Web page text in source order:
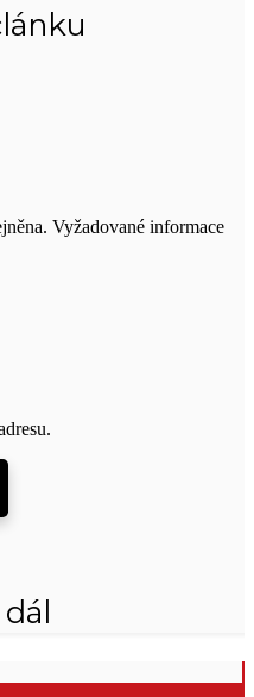
Vyžadované informace